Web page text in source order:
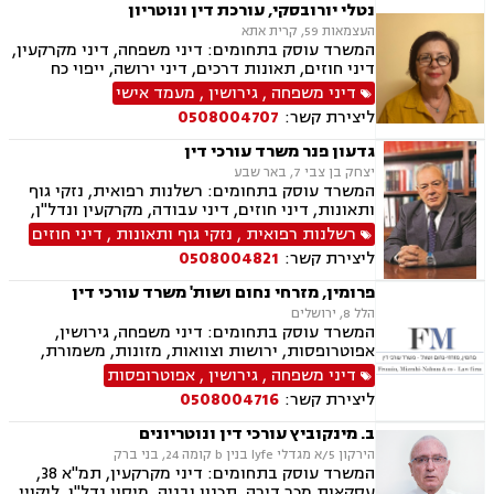
נטלי יורובסקי, עורכת דין ונוטריון
העצמאות 59, קרית אתא
המשרד עוסק בתחומים: דיני משפחה, דיני מקרקעין,
דיני חוזים, תאונות דרכים, דיני ירושה, ייפוי כח
מתמשך, אפוטרופסות, מזונות , משמורת , ייצוג מול
משרד הפנים בעניין אזרחות ותושבות קבע, התרת
נישואין, אבהות , לרבות טיפול בעניין האבהות בנוהל
חו"ל, עריכת הסכמי יחסי ממון ו/או הסכמי חיים
משותפים ואישורם בבתי משפט ו/או כנוטריון ,גישור,
, ייצוג בבתי משפט ,עריכת צוואות וטיפול בעניין צו
ירושה וצו קיום צוואה ,חוות דעת בדין רוסי
ואוקראיני, שירותי נוטריון_, טיפול בעסקאות
מקרקעין, רישום בטאבו.
דיני משפחה ,גירושין, מעמד אישי
ליצירת קשר: 0508004707
גדעון פנר משרד עורכי דין
יצחק בן צבי 7, באר שבע
המשרד עוסק בתחומים: רשלנות רפואית, נזקי גוף
ותאונות, דיני חוזים, דיני עבודה, מקרקעין ונדל"ן,
דיני משפחה, בנקים, פלילי, נזקי גוף, תאונות עבודה,
תאונות דרכים, משפט מסחרי, תביעות ביטוח ונזקי
רכוש, ייפוי כוח מתמשך, נוטריון , רשלנות רפואית-
הריון ולידה, לשון הרע, תאונות ספורט, בריאות
הנפש, אובדן כושר עבודה , תאונות תלמידים,
תאונות עקב רשלנות, נזקי רכוש, קבלנות חוזית,
השקעות בחו"ל, דין משמעתי, עובדים זרים, זכויות
נשים בהריון, תכנון ובניה, דיור מוגן, אגודות
שיתופיות, ליקויי בנייה, מושבים וקיבוצים , ועוד
רשלנות רפואית , נזקי גוף ותאונות , דיני חוזים
ליצירת קשר: 0508004821
פרומין, מזרחי נחום ושות' משרד עורכי דין
הלל 8, ירושלים
המשרד עוסק בתחומים: דיני משפחה, גירושין,
אפוטרופסות, ירושות וצוואות, מזונות, משמורת,
ייפוי כוח מתמשך, ידועים בציבור, חלוקת רכוש,
הורות חד מינית, הסכמי ממון, דיני מקרקעין,
עסקאות מכר דירה, נדל"ן, ליקויי בנייה, פינוי בינוי,
פינוי מושכר, תמ"א 38, דיירות מוגנת , בנקים,
ערבויות ושטרות , פירוקים והקפאות הליכים, צווי
מניעה, ליווי עסקי, דיני חוזים, חדלות פירעון, פשיטת
רגל, הוצאה לפועל, גביית חובות, דיני חברות,
דיני משפחה ,גירושין,אפוטרופסות
ליצירת קשר: 0508004716
ב. מינקוביץ עורכי דין ונוטריונים
הירקון 5/א מגדלי lyfe בנין b קומה 24, בני ברק
המשרד עוסק בתחומים: דיני מקרקעין, תמ"א 38,